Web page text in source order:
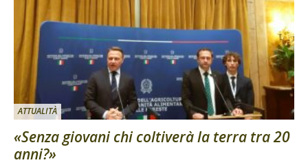
ATTUALITÀ
«Senza giovani chi coltiverà la terra tra 20
anni?»